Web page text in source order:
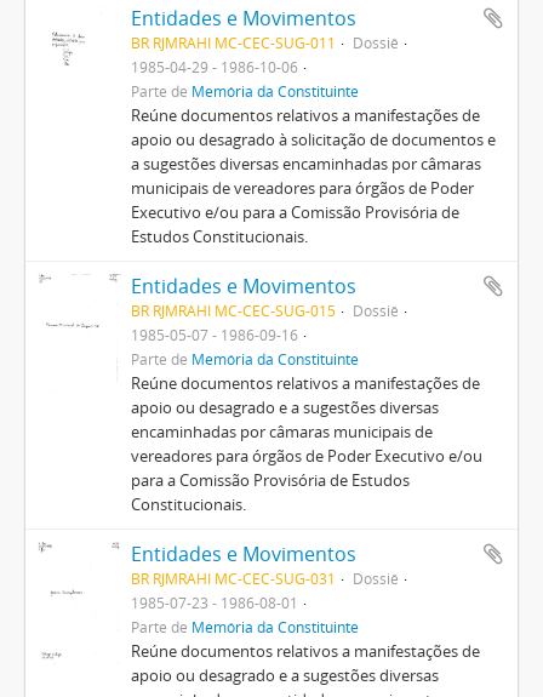
Entidades e Movimentos
BR RJMRAHI MC-CEC-SUG-011
Dossiê
1985-04-29 - 1986-10-06
Parte de Memória da Constituinte
Reúne documentos relativos a manifestações de
apoio ou desagrado à solicitação de documentos e
a sugestões diversas encaminhadas por câmaras
municipais de vereadores para órgãos de Poder
Executivo e/ou para a Comissão Provisória de
Estudos Constitucionais.
Entidades e Movimentos
BR RJMRAHI MC-CEC-SUG-015
Dossiê
1985-05-07 - 1986-09-16
Parte de Memória da Constituinte
Reúne documentos relativos a manifestações de
apoio ou desagrado e a sugestões diversas
encaminhadas por câmaras municipais de
vereadores para órgãos de Poder Executivo e/ou
para a Comissão Provisória de Estudos
Constitucionais.
Entidades e Movimentos
BR RJMRAHI MC-CEC-SUG-031
Dossiê
1985-07-23 - 1986-08-01
Parte de Memória da Constituinte
Reúne documentos relativos a manifestações de
apoio ou desagrado e a sugestões diversas